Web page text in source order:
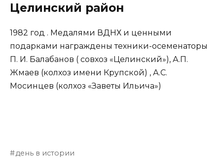
Целинский район
1982 год . Медалями ВДНХ и ценными
подарками награждены техники-осеменаторы
П. И. Балабанов ( совхоз «Целинский»), А.П.
Жмаев (колхоз имени Крупской) , А.С.
Мосинцев (колхоз «Заветы Ильича»)
день в истории